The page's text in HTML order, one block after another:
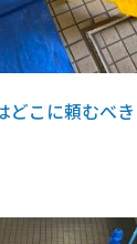
どこに頼むべ